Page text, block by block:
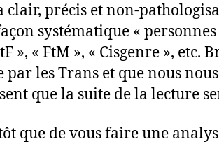
clair, précis et non-
systématique «
», « FtM », « Cisgenre », etc.
par les Trans et que nous
que la suite de la lecture
que de vous faire une